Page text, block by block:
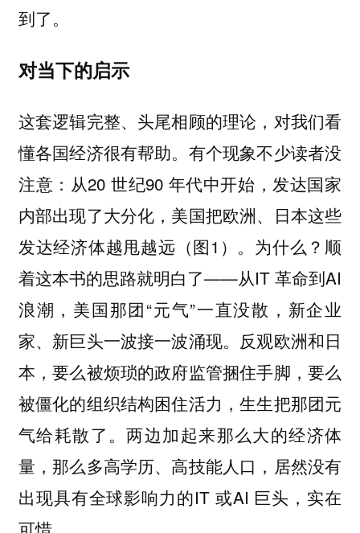
到了。
对当下的启示
这套逻辑完整、头尾相顾的理论，对我们看
懂各国经济很有帮助。有个现象不少读者没
注意：从20 世纪90 年代中开始，发达国家
内部出现了大分化，美国把欧洲、日本这些
发达经济体越甩越远（图1）。为什么？顺
着这本书的思路就明白了——从IT 革命到AI
浪潮，美国那团“元气”一直没散，新企业
家、新巨头一波接一波涌现。反观欧洲和日
本，要么被烦琐的政府监管捆住手脚，要么
被僵化的组织结构困住活力，生生把那团元
气给耗散了。两边加起来那么大的经济体
量，那么多高学历、高技能人口，居然没有
出现具有全球影响力的IT 或AI 巨头，实在